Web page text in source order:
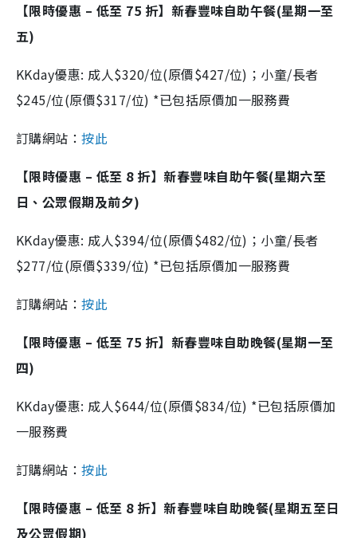
【限時優惠 – 低至 75 折】新春豐味自助午餐(星期一至
五)
KKday優惠: 成人$320/位(原價$427/位)；小童/長者
$245/位(原價$317/位) *已包括原價加一服務費
訂購網站：按此
【限時優惠 – 低至 8 折】新春豐味自助午餐(星期六至
日、公眾假期及前夕)
KKday優惠: 成人$394/位(原價$482/位)；小童/長者
$277/位(原價$339/位) *已包括原價加一服務費
訂購網站：按此
【限時優惠 – 低至 75 折】新春豐味自助晚餐(星期一至
四)
KKday優惠: 成人$644/位(原價$834/位) *已包括原價加
一服務費
訂購網站：按此
【限時優惠 – 低至 8 折】新春豐味自助晚餐(星期五至日
及公眾假期)